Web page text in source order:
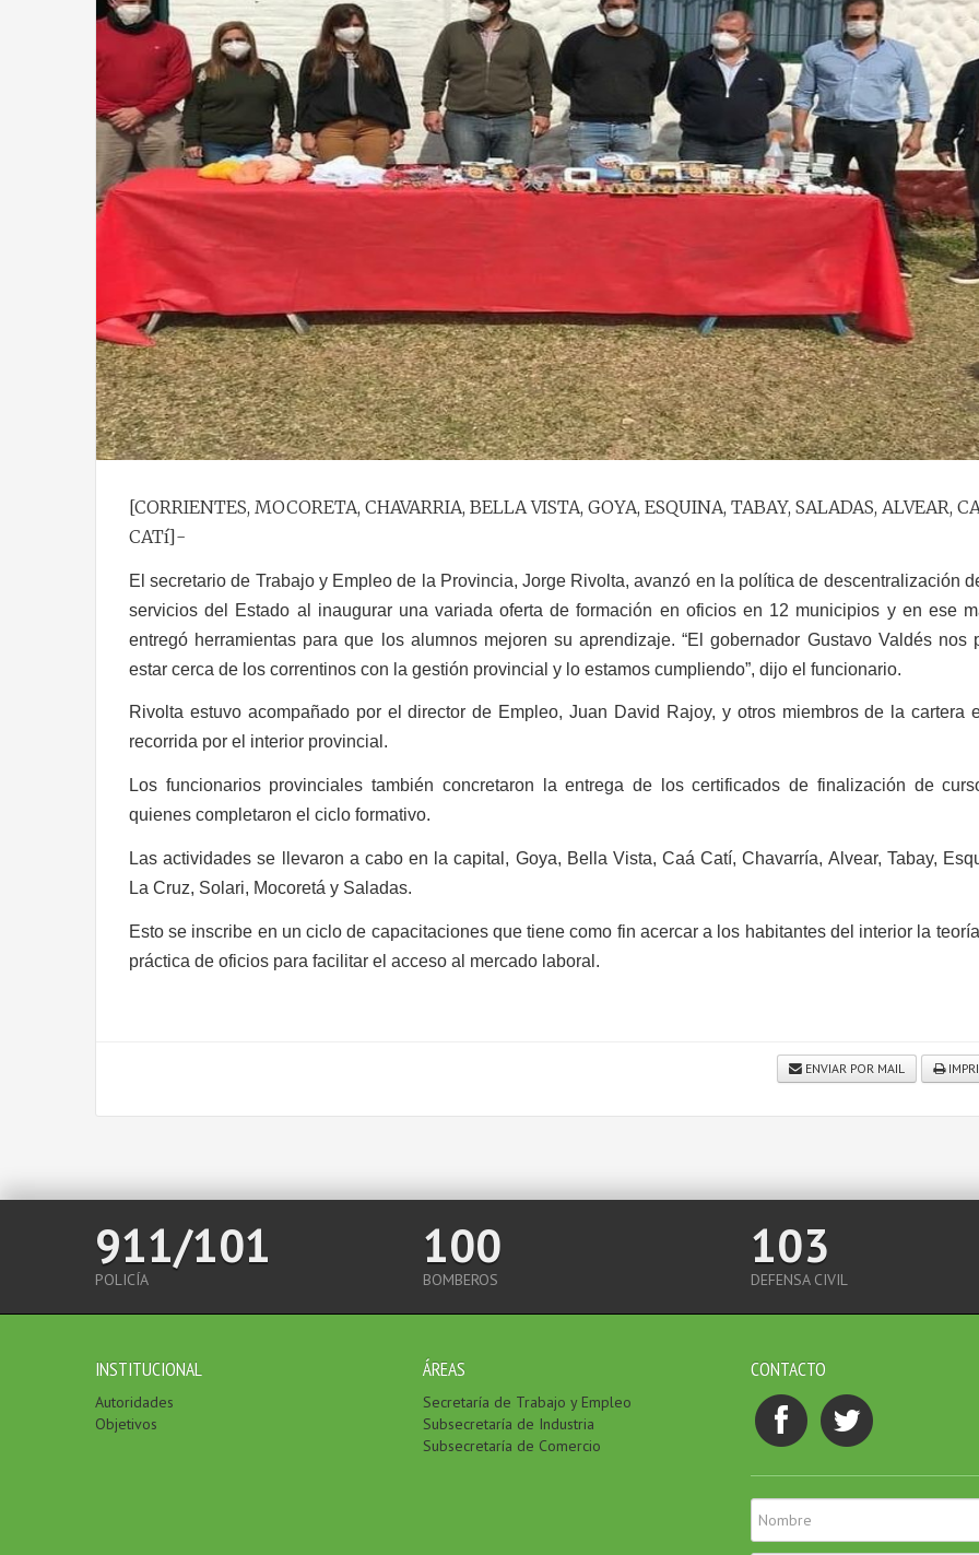
[CORRIENTES, MOCORETA, CHAVARRIA, BELLA VISTA, GOYA, ESQUINA, TABAY, SALADAS, ALVEAR,
CATí]-
El secretario de Trabajo y Empleo de la Provincia, Jorge Rivolta, avanzó en la política de descentralización
servicios del Estado al inaugurar una variada oferta de formación en oficios en 12 municipios y en ese
entregó herramientas para que los alumnos mejoren su aprendizaje. “El gobernador Gustavo Valdés nos
estar cerca de los correntinos con la gestión provincial y lo estamos cumpliendo”, dijo el funcionario.
Rivolta estuvo acompañado por el director de Empleo, Juan David Rajoy, y otros miembros de la cartera
recorrida por el interior provincial.
Los funcionarios provinciales también concretaron la entrega de los certificados de finalización de
quienes completaron el ciclo formativo.
Las actividades se llevaron a cabo en la capital, Goya, Bella Vista, Caá Catí, Chavarría, Alvear, Tabay,
La Cruz, Solari, Mocoretá y Saladas.
Esto se inscribe en un ciclo de capacitaciones que tiene como fin acercar a los habitantes del interior la
práctica de oficios para facilitar el acceso al mercado laboral.
ENVIAR POR MAIL
911/101
POLICÍA
100
BOMBEROS
103
DEFENSA CIVIL
INSTITUCIONAL
Autoridades
Objetivos
ÁREAS
Secretaría de Trabajo y Empleo
Subsecretaría de Industria
Subsecretaría de Comercio
CONTACTO